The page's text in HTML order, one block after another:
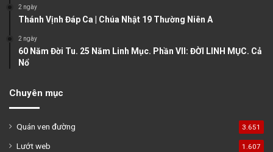
2 ngày
Thánh Vịnh Đáp Ca | Chúa Nhật 19 Thường Niên A
2 ngày
60 Năm Đời Tu. 25 Năm Linh Mục. Phần VII: ĐỜI LINH MỤC. Cả
Nổ
Chuyên mục
Quán ven đường 3.651
Lướt web 1.607